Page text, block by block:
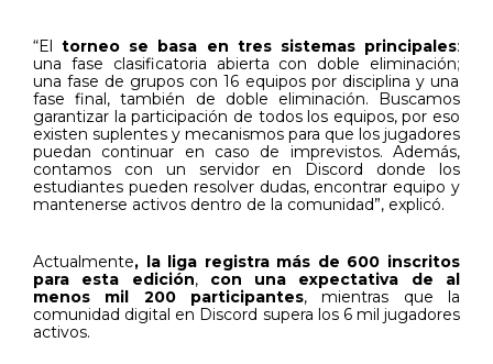
“Eltorneo se basa en tres sistemas principales:
una fase clasificatoria abierta con doble eliminación;
una fase de grupos con 16 equipos por disciplina y una
fase final, también de doble eliminación. Buscamos
garantizar la participación de todos los equipos, por eso
existen suplentes y mecanismos para que los jugadores
puedan continuar en caso de imprevistos. Además,
contamos con un servidor en Discord donde los
estudiantes pueden resolver dudas, encontrar equipo y
mantenerse activos dentro de la comunidad”, explicó.
Actualmente, la liga registra más de 600 inscritos
para esta edición, con una expectativa de al
menos mil 200 participantes, mientras que la
comunidad digital en Discord supera los 6 mil jugadores
activos.